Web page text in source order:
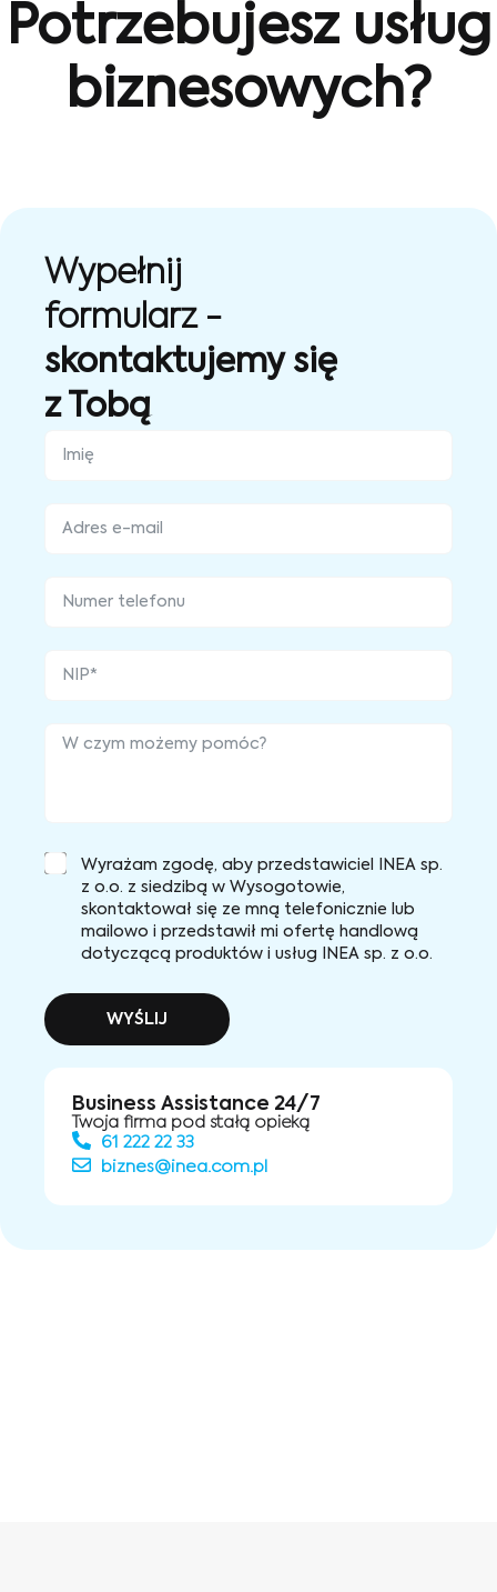
Potrzebujesz usług
biznesowych?
Wypełnij
formularz -
skontaktujemy się
z Tobą
Wyrażam zgodę, aby przedstawiciel INEA sp.
z o.o. z siedzibą w Wysogotowie,
skontaktował się ze mną telefonicznie lub
mailowo i przedstawił mi ofertę handlową
dotyczącą produktów i usług INEA sp. z o.o.
WYŚLIJ
Business Assistance 24/7
Twoja firma pod stałą opieką
61 222 22 33
biznes@inea.com.pl